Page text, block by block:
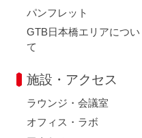
パンフレット
GTB日本橋エリアについ
て
施設・アクセス
ラウンジ・会議室
オフィス・ラボ